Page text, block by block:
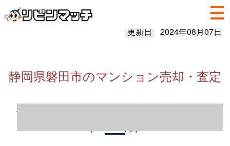
更新日 2024年08月07日
静岡県磐田市のマンション売却・査定
静岡県磐田市のマンション売却情報（2023